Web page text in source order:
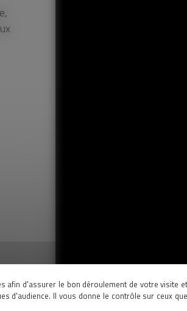
afin d'assurer le bon déroulement de votre visite et
d'audience. Il vous donne le contrôle sur ceux que